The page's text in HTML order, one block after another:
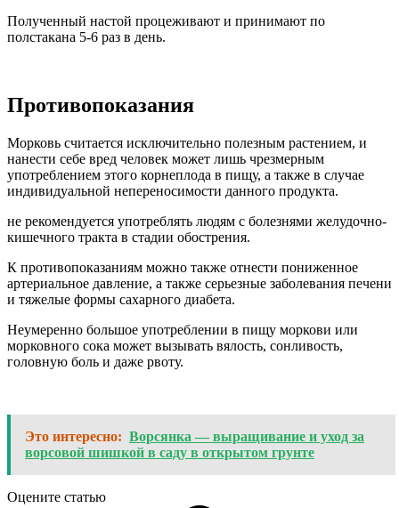
Полученный настой процеживают и принимают по
полстакана 5-6 раз в день.
Противопоказания
Морковь считается исключительно полезным растением, и
нанести себе вред человек может лишь чрезмерным
употреблением этого корнеплода в пищу, а также в случае
индивидуальной непереносимости данного продукта.
не рекомендуется употреблять людям с болезнями желудочно-
кишечного тракта в стадии обострения.
К противопоказаниям можно также отнести пониженное
артериальное давление, а также серьезные заболевания печени
и тяжелые формы сахарного диабета.
Неумеренно большое употреблении в пищу моркови или
морковного сока может вызывать вялость, сонливость,
головную боль и даже рвоту.
Это интересно: Ворсянка — выращивание и уход за
ворсовой шишкой в саду в открытом грунте
Оцените статью